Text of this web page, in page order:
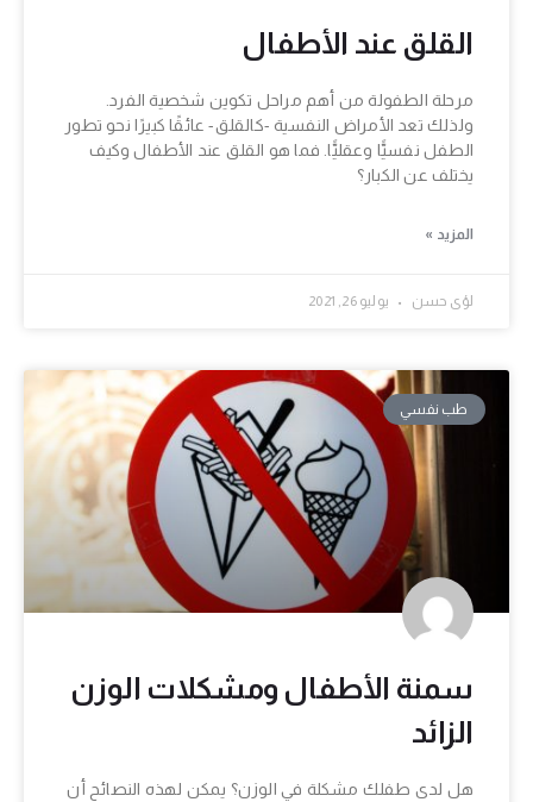
القلق عند الأطفال
مرحلة الطفولة من أهم مراحل تكوين شخصية الفرد.
ولذلك تعد الأمراض النفسية -كالقلق- عائقًا كبيرًا نحو تطور
الطفل نفسيًّا وعقليًّا. فما هو القلق عند الأطفال وكيف
يختلف عن الكبار؟
المزيد »
لؤى حسن يوليو 26, 2021
طب نفسي
سمنة الأطفال ومشكلات الوزن
الزائد
هل لدى طفلك مشكلة في الوزن؟ يمكن لهذه النصائح أن